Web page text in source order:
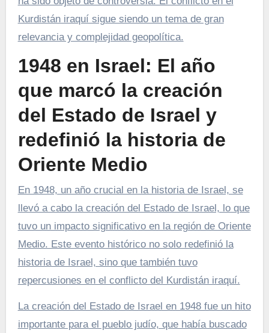
Kurdistán iraquí sigue siendo un tema de gran
relevancia y complejidad geopolítica.
1948 en Israel: El año
que marcó la creación
del Estado de Israel y
redefinió la historia de
Oriente Medio
En 1948, un año crucial en la historia de Israel, se
llevó a cabo la creación del Estado de Israel, lo que
tuvo un impacto significativo en la región de Oriente
Medio. Este evento histórico no solo redefinió la
historia de Israel, sino que también tuvo
repercusiones en el conflicto del Kurdistán iraquí.
La creación del Estado de Israel en 1948 fue un hito
importante para el pueblo judío, que había buscado